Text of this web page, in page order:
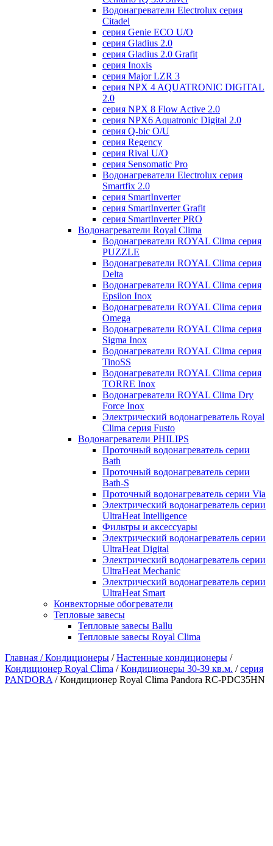
Водонагреватели Electrolux серия
Citadel
серия Genie ECO U/О
серия Gladius 2.0
серия Gladius 2.0 Grafit
серия Inoxis
серия Major LZR 3
серия NPX 4 AQUATRONIC DIGITAL
2.0
серия NPX 8 Flow Active 2.0
серия NPX6 Aquatronic Digital 2.0
серия Q-bic O/U
серия Regency
серия Rival U/О
серия Sensomatic Pro
Водонагреватели Electrolux серия
Smartfix 2.0
серия SmartInverter
серия SmartInverter Grafit
серия SmartInverter PRO
Водонагреватели Royal Clima
Водонагреватели ROYAL Clima серия
PUZZLE
Водонагреватели ROYAL Clima серия
Delta
Водонагреватели ROYAL Clima серия
Epsilon Inox
Водонагреватели ROYAL Clima серия
Omega
Водонагреватели ROYAL Clima серия
Sigma Inox
Водонагреватели ROYAL Clima серия
TinoSS
Водонагреватели ROYAL Clima серия
TORRE Inox
Водонагреватели ROYAL Clima Dry
Force Inox
Электрический водонагреватель Royal
Clima серия Fusto
Водонагреватели PHILIPS
Проточный водонагреватель серии
Bath
Проточный водонагреватель серии
Bath-S
Проточный водонагреватель серии Via
Электрический водонагреватель серии
UltraHeat Intelligence
Фильтры и аксессуары
Электрический водонагреватель серии
UltraHeat Digital
Электрический водонагреватель серии
UltraHeat Mechanic
Электрический водонагреватель серии
UltraHeat Smart
Конвекторные обогреватели
Тепловые завесы
Тепловые завесы Ballu
Тепловые завесы Royal Clima
Главная /Кондиционеры /Настенные кондиционеры /
Кондиционер Royal Clima /Кондиционеры 30-39 кв.м. /серия
PANDORA / Кондиционер Royal Clima Pandora RC-PDC35HN